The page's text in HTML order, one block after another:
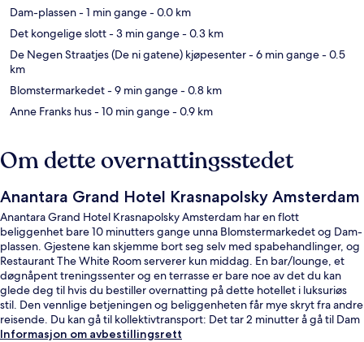
Dam-plassen- 1 min gange- 0.0 km
Det kongelige slott- 3 min gange- 0.3 km
De Negen Straatjes (De ni gatene) kjøpesenter- 6 min gange- 0.5
km
Blomstermarkedet- 9 min gange- 0.8 km
Anne Franks hus- 10 min gange- 0.9 km
Om dette overnattingsstedet
Anantara Grand Hotel Krasnapolsky Amsterdam
Anantara Grand Hotel Krasnapolsky Amsterdam har en flott
beliggenhet bare 10 minutters gange unna Blomstermarkedet og Dam-
plassen. Gjestene kan skjemme bort seg selv med spabehandlinger, og
Restaurant The White Room serverer kun middag. En bar/lounge, et
døgnåpent treningssenter og en terrasse er bare noe av det du kan
glede deg til hvis du bestiller overnatting på dette hotellet i luksuriøs
stil. Den vennlige betjeningen og beliggenheten får mye skryt fra andre
reisende. Du kan gå til kollektivtransport: Det tar 2 minutter å gå til Dam
trikkeholdeplass og 4 minutter å gå til Paleisstraat trikkeholdeplass.
Informasjon om avbestillingsrett